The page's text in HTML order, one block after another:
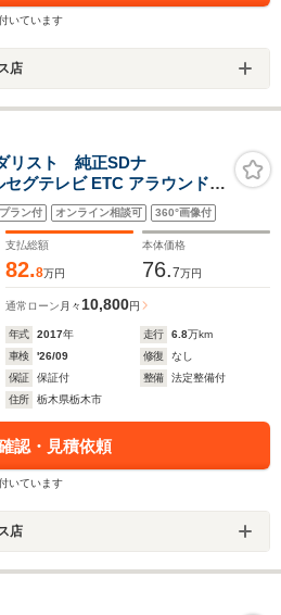
いています
店
リスト 純正SDナ
グテレビ ETC アラウンドビ
ナー レーダークルーズコン
ームミラー エマージェンシ
ラン付 オンライン相談可 360°画像付
支払総額
82.8万円
本体価格
76.7万円
通常ローン 月々10,800円
年式 2017年 走行 6.8万km
車検
'26/09 修復
なし
保証
保証付 整備
法定整備付
住所
栃木県栃木市
認・見積依頼
いています
店